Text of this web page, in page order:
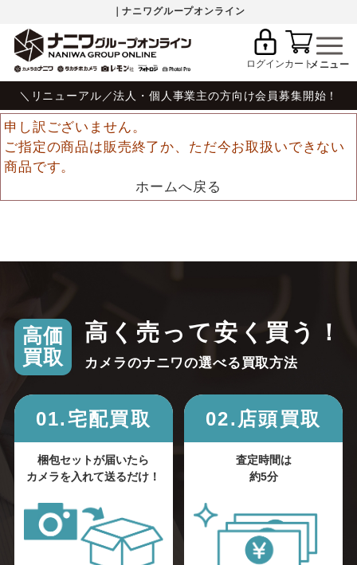
｜ナニワグループオンライン
ログインカート
＼リニューアル／法人・個人事業主の方向け会員募集開始！
申し訳ございません。
ご指定の商品は販売終了か、ただ今お取扱いできない
商品です。
ホームへ戻る
高価
買取
高く売って安く買う！
カメラのナニワの選べる買取方法
01.宅配買取
梱包セットが届いたら
カメラを入れて送るだけ！
02.店頭買取
査定時間は
約5分